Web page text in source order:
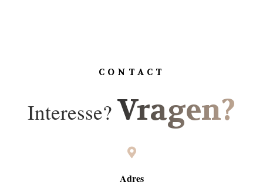
CONTACT
Interesse? Vragen?
Adres